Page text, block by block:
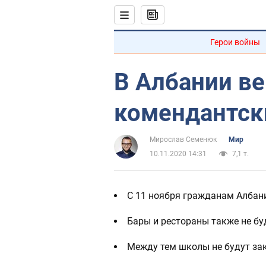
Герои войны
В Албании
Мирослав Семенюк
Мир
10.11.2020 14:31
7,1 т.
С 11 ноября гражданам
Бары и рестораны также не
Между тем школы не будут